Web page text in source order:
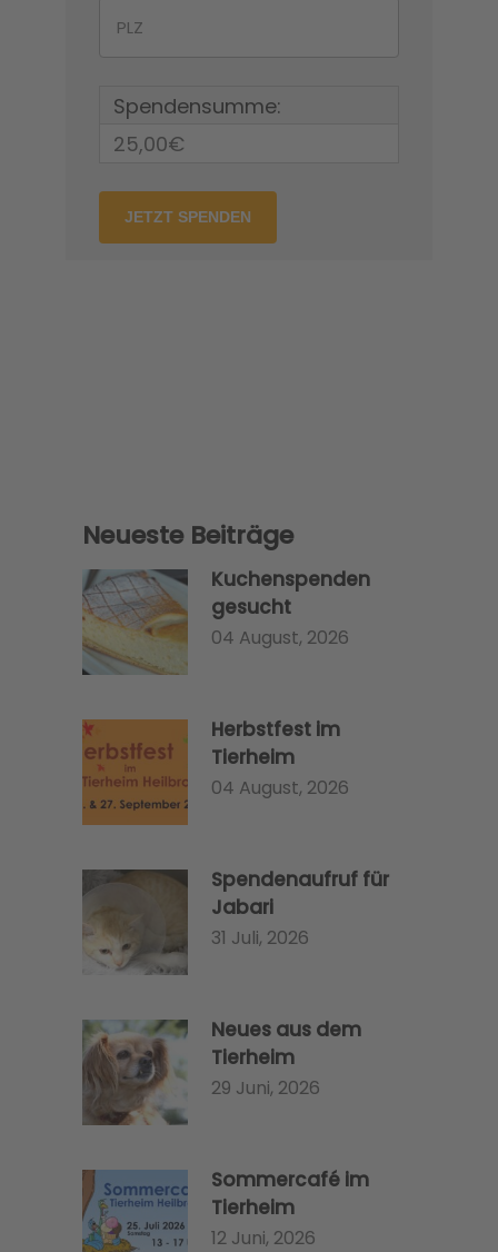
Spendensumme:
25,00€
Neueste Beiträge
Kuchenspenden
gesucht
04 August, 2026
Herbstfest im
Tierheim
04 August, 2026
Spendenaufruf für
Jabari
31 Juli, 2026
Neues aus dem
Tierheim
29 Juni, 2026
Sommercafé im
Tierheim
12 Juni, 2026